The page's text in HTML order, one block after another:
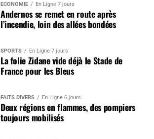
ÉCONOMIE En Ligne 7 jours
Andernos se remet en route après
l’incendie, loin des allées bondées
SPORTS En Ligne 7 jours
La folie Zidane vide déjà le Stade de
France pour les Bleus
FAITS DIVERS En Ligne 6 jours
Deux régions en flammes, des pompiers
toujours mobilisés